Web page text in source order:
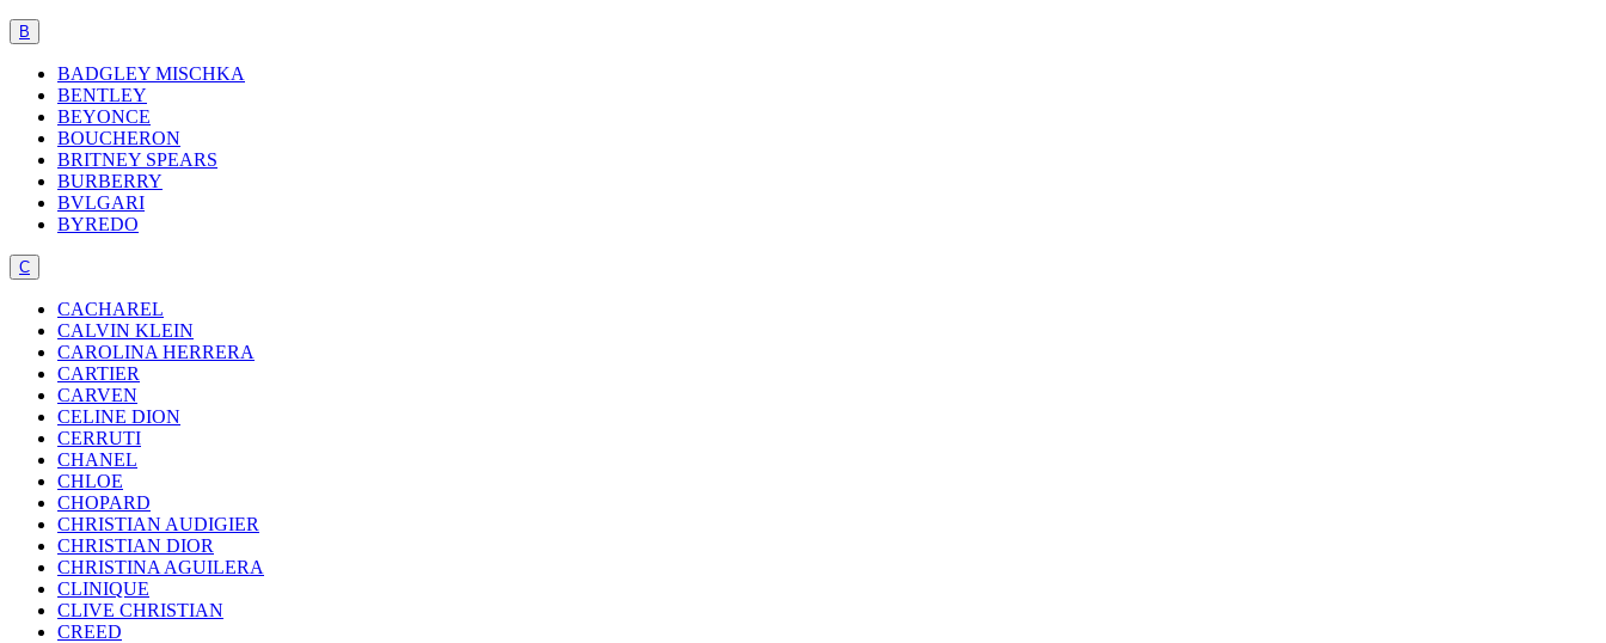
B
BADGLEY MISCHKA
BENTLEY
BEYONCE
BOUCHERON
BRITNEY SPEARS
BURBERRY
BVLGARI
BYREDO
C
CACHAREL
CALVIN KLEIN
CAROLINA HERRERA
CARTIER
CARVEN
CELINE DION
CERRUTI
CHANEL
CHLOE
CHOPARD
CHRISTIAN AUDIGIER
CHRISTIAN DIOR
CHRISTINA AGUILERA
CLINIQUE
CLIVE CHRISTIAN
CREED